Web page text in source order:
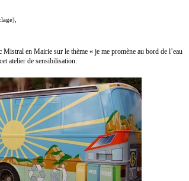
en Mairie sur le thème « je me promène au bord de l’eau
atelier de sensibilisation.